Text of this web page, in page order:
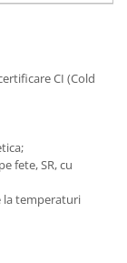
CI (Cold
fete, SR, cu
la temperaturi